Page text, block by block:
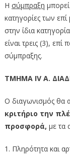
Η σύμπραξη
κατηγορίες των
στην ίδια
είναι τρεις (3),
σύμπραξης.
ΤΜΗΜΑ IV Α.
Ο διαγωνισμός θα
κριτήριο την
προσφορά, με τα
1. Πληρότητα και